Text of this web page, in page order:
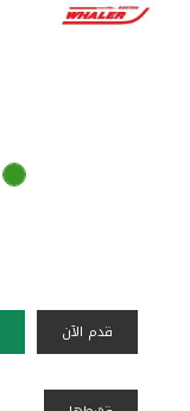
مملكة البحرين
قدم الآن